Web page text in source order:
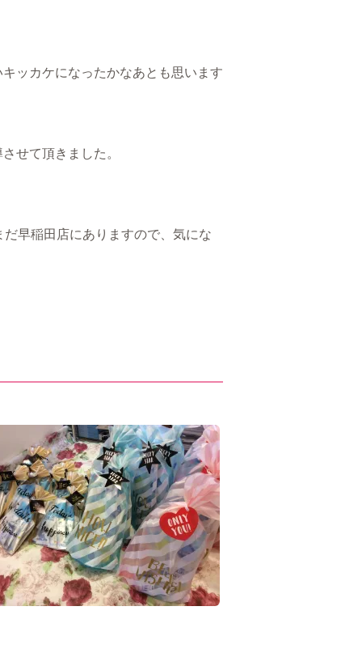
ッカケになったかなあとも思います
せて頂きました。
早稲田店にありますので、気にな